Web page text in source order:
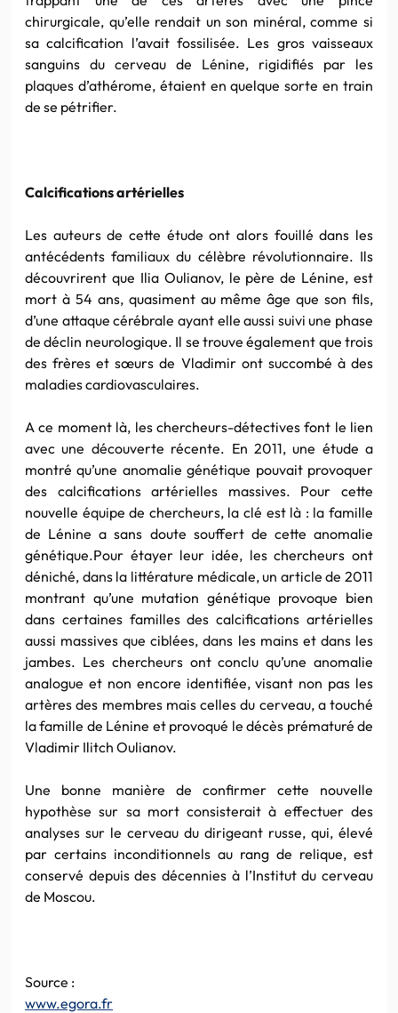
chirurgicale, qu’elle rendait un son minéral, comme si
sacalcification l’avait fossilisée. Les gros vaisseaux
sanguins du cerveau de Lénine, rigidifiés par les
plaques d’athérome, étaient en quelque sorte en train
de se pétrifier.
Calcificationsartérielles
Les auteurs de cette étude ont alors fouillé dans les
antécédents familiaux du célèbre révolutionnaire. Ils
découvrirent que Ilia Oulianov, le père de Lénine, est
mort à 54 ans, quasiment au même âge que son fils,
d’une attaque cérébrale ayant elle aussi suivi une phase
de déclin neurologique. Il se trouve également que trois
des frères etsœurs de Vladimiront succombé à des
maladiescardiovasculaires.
A ce moment là, les chercheurs-détectives font le lien
avec une découverte récente. En 2011, une étude a
montré qu’une anomalie génétique pouvait provoquer
des calcificationsartérielles massives. Pour cette
nouvelle équipe de chercheurs, la clé est là : la famille
de Lénine a sans doute souffert de cette anomalie
génétique.Pour étayer leur idée, les chercheurs ont
déniché, dans la littérature médicale, un article de 2011
montrant qu’une mutation génétique provoque bien
dans certaines familles descalcifications artérielles
aussi massives queciblées, dans les mains et dans les
jambes. Les chercheurs ont conclu qu’une anomalie
analogue et non encore identifiée, visant non pas les
artères des membres mais celles du cerveau, a touché
la famille de Lénine et provoqué le décès prématuré de
Vladimir Ilitch Oulianov.
Une bonne manière de confirmer cette nouvelle
hypothèse sur sa mort consisterait à effectuer des
analyses sur le cerveau du dirigeant russe, qui, élevé
par certains inconditionnels au rang de relique, est
conservé depuis des décennies à l’Institut du cerveau
de Moscou.
Source :
www.egora.fr